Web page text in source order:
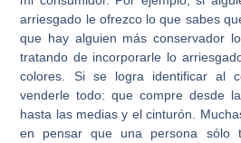
arriesgado le ofrezco lo que sabes
que hay alguien más conservador
tratando de incorporarle lo
colores. Si se logra identificar al
venderle todo: que compre desde
hasta las medias y el cinturón.
en pensar que una persona sólo